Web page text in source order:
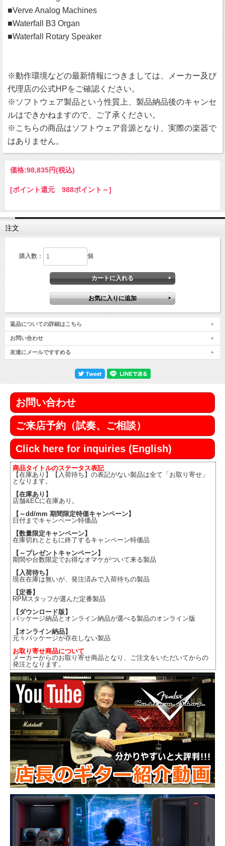
■Verve Analog Machines
■Waterfall B3 Organ
■Waterfall Rotary Speaker
※動作環境などの最新情報につきましては、メーカー及び
代理店の公式HPをご確認ください。
※ソフトウェア製品という性質上、製品納品後のキャンセ
ルはできかねますので、ご了承ください。
※こちらの商品はソフトウェア音源となり、実際の楽器で
はありません。
価格:98,835円(税込)
[ポイント還元 988ポイント～]
注文
購入数： 個
返品についての詳細はこちら
お問い合わせ
友達にメールですすめる
お問い合わせ
ご来店予約（試奏、ご相談）
Click here for inquiries (English)
商品タイトルのステータス表記
【在庫あり】【入荷待ち】の表記がない製品は全て「お取り寄せ」
となります。
【在庫あり】
店舗&ECに在庫あり。
【～dd/mm 期間限定特価キャンペーン】
日付までキャンペーン特価品
【数量限定キャンペーン】
在庫切れとともに終了するキャンペーン特価品
【～プレゼントキャンペーン】
期間や台数限定でお得なオマケがついて来る製品
【入荷待ち】
現在在庫は無いが、発注済みで入荷待ちの製品
【定番】
RPMスタッフが選んだ定番製品
【ダウンロード版】
パッケージ納品とオンライン納品が選べる製品のオンライン版
【オンライン納品】
元々パッケージが存在しない製品
お取り寄せ商品について
メーカーからのお取り寄せ商品となり、ご注文をいただいてからの
発注となります。